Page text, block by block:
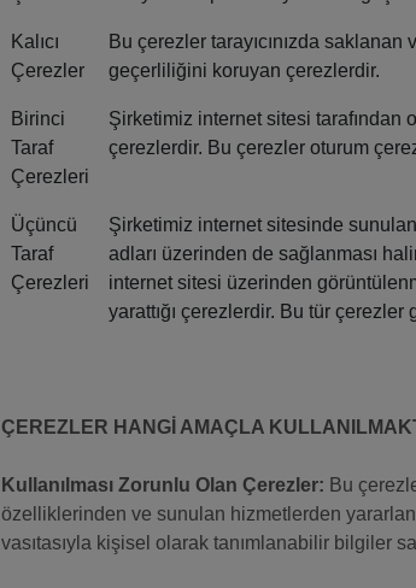
Kalıcı
Çerezler
Bu çerezler tarayıcınızda
geçerliliğini koruyan çerezlerdir.
Birinci
Taraf
Çerezleri
Şirketimiz internet sitesi tarafından
çerezlerdir. Bu çerezler oturum
Üçüncü
Taraf
Çerezleri
Şirketimiz internet sitesinde
adları üzerinden de sağlanması
internet sitesi üzerinden
yarattığı çerezlerdir. Bu tür çerezler
ÇEREZLER HANGİ AMAÇLA
Kullanılması Zorunlu Olan Çerezler: Bu
özelliklerinden ve sunulan hizmetlerden
vasıtasıyla kişisel olarak tanımlanabilir bilgiler